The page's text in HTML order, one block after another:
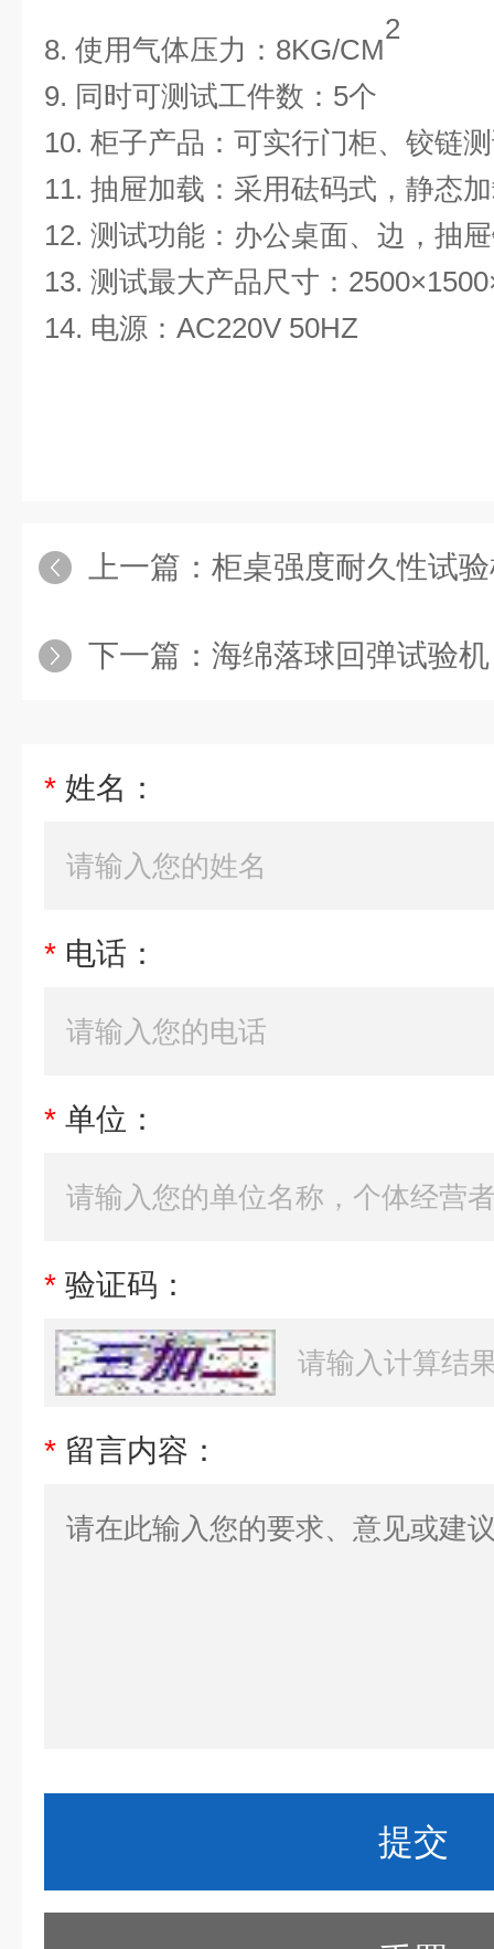
8. 使用气体压力： 8KG/CM
2
9. 同时可测试工件数： 5个
10. 柜子产品：可实行门柜、铰链
11. 抽屉加载：采用砝码式，静态
12. 测试功能：办公桌面、边，抽
13. 测试最大产品尺寸：
14. 电源： AC220V 50HZ
上一篇： 柜桌强度耐久性试
下一篇： 海绵落球回弹试验机
* 姓名：
* 电话：
* 单位：
* 验证码：
* 留言内容：